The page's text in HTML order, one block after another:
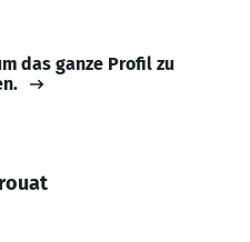
das ganze Profil zu